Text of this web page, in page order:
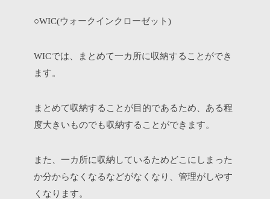
○WIC(ウォークインクローゼット)
WICでは、まとめて一カ所に収納することができ
ます。
まとめて収納することが目的であるため、ある程
度大きいものでも収納することができます。
また、一カ所に収納しているためどこにしまった
か分からなくなるなどがなくなり、管理がしやす
くなります。